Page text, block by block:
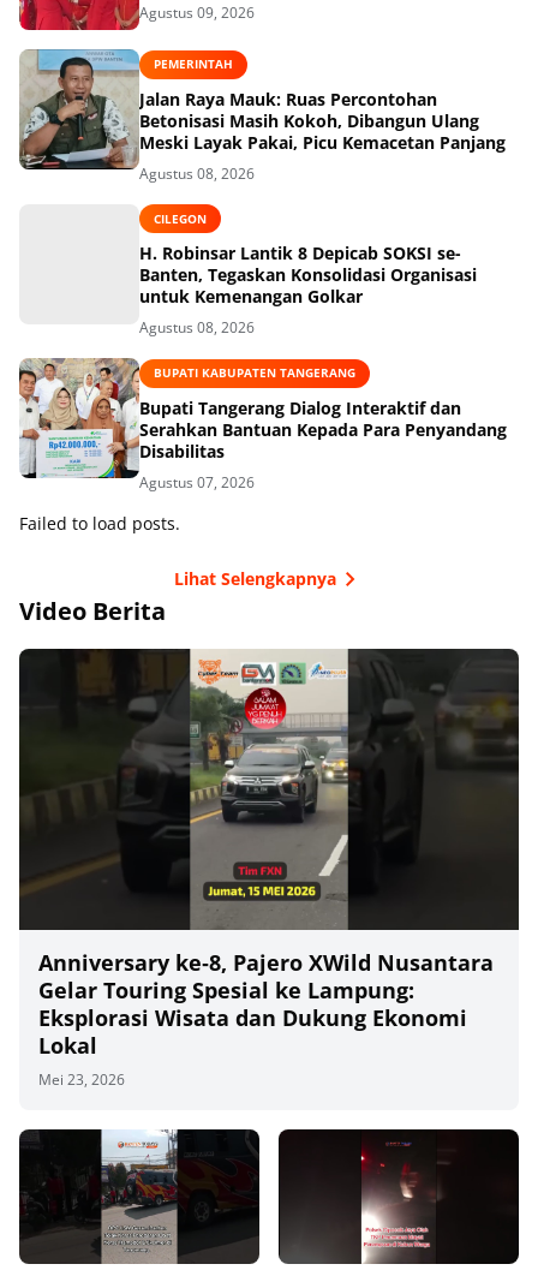
Agustus 09, 2026
PEMERINTAH
Jalan Raya Mauk: Ruas Percontohan
Betonisasi Masih Kokoh, Dibangun Ulang
Meski Layak Pakai, Picu Kemacetan Panjang
Agustus 08, 2026
CILEGON
H. Robinsar Lantik 8 Depicab SOKSI se-
Banten, Tegaskan Konsolidasi Organisasi
untuk Kemenangan Golkar
Agustus 08, 2026
BUPATI KABUPATEN TANGERANG
Bupati Tangerang Dialog Interaktif dan
Serahkan Bantuan Kepada Para Penyandang
Disabilitas
Agustus 07, 2026
Failed to load posts.
Lihat Selengkapnya
Video Berita
Anniversary ke‑8, Pajero XWild Nusantara
Gelar Touring Spesial ke Lampung:
Eksplorasi Wisata dan Dukung Ekonomi
Lokal
Mei 23, 2026